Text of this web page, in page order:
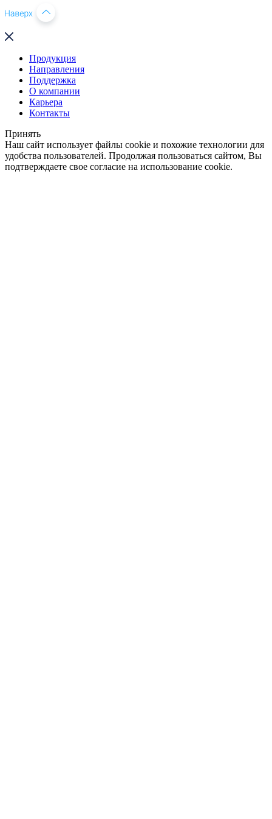
Продукция
Направления
Поддержка
О компании
Карьера
Контакты
Принять
Наш сайт использует файлы cookie и похожие технологии для
удобства пользователей. Продолжая пользоваться сайтом, Вы
подтверждаете свое согласие на использование cookie.